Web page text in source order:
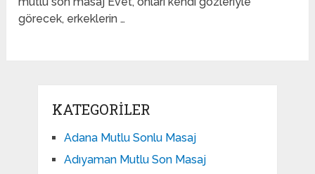
görecek, erkeklerin …
KATEGORILER
Adana Mutlu Sonlu Masaj
Adıyaman Mutlu Son Masaj